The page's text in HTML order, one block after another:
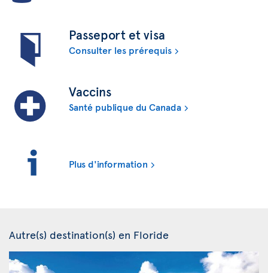
Passeport et visa
Consulter les prérequis
Vaccins
Santé publique du Canada
Plus d'information
Autre(s) destination(s) en Floride